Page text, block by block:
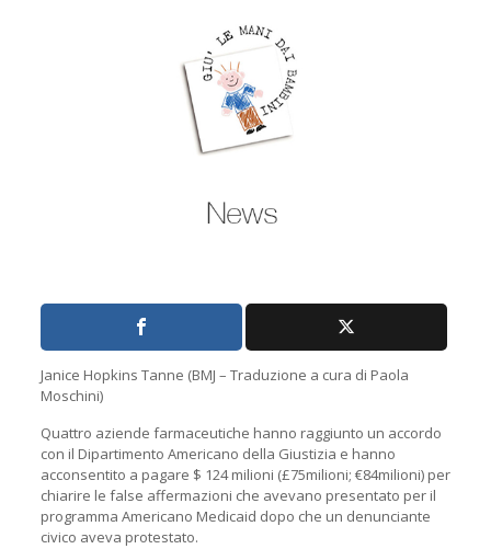
Janice Hopkins Tanne (BMJ – Traduzione a cura di Paola
Moschini)
Quattro aziende farmaceutiche hanno raggiunto un accordo
con il Dipartimento Americano della Giustizia e hanno
acconsentito a pagare $ 124 milioni (£75milioni; €84milioni) per
chiarire le false affermazioni che avevano presentato per il
programma Americano Medicaid dopo che un denunciante
civico aveva protestato.